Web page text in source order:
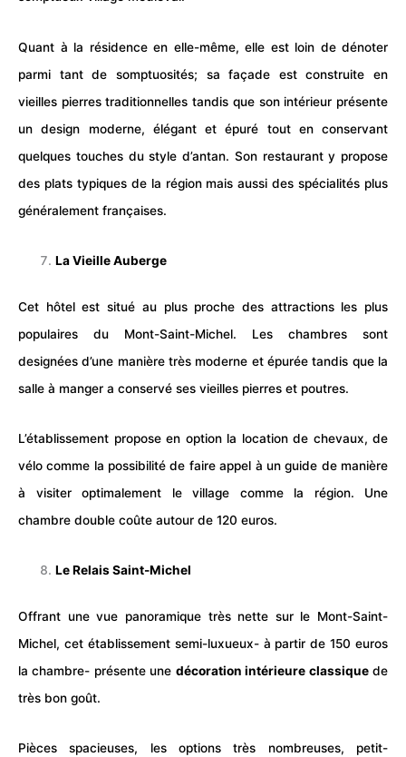
Quant à la résidence en elle-même, elle est loin de dénoter
parmi tant de somptuosités; sa façade est construite en
vieilles pierres traditionnelles tandis que son intérieur présente
un design moderne, élégant et épuré tout en conservant
quelques touches du style d’antan. Son restaurant y propose
des plats typiques de la région mais aussi des spécialités plus
généralement françaises.
La Vieille Auberge
Cet hôtel est situé au plus proche des attractionsles plus
populaires du Mont-Saint-Michel. Les chambres sont
designées d’une manière très moderne et épurée tandis que la
salle à manger a conservé ses vieilles pierres et poutres.
L’établissement propose en option la locationde chevaux, de
vélo comme la possibilité de faire appel à un guide de manière
à visiter optimalement le village comme la région. Une
chambre double coûte autour de 120 euros.
Le Relais Saint-Michel
Offrant une vue panoramique très nette sur le Mont-Saint-
Michel, cet établissement semi-luxueux- à partir de 150 euros
la chambre- présente une décoration intérieure classiquede
très bon goût.
Pièces spacieuses, les options très nombreuses, petit-